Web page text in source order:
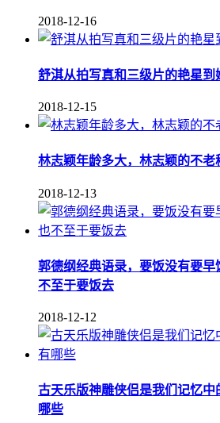
2018-12-16
舒淇从拍写真和三级片的艳星到
2018-12-15
林志颖年龄多大，林志颖的不老
2018-12-13
郭德纲经典语录，要饭没有要
不至于要饭去
2018-12-12
古天乐版神雕侠侣是我们记忆
哪些